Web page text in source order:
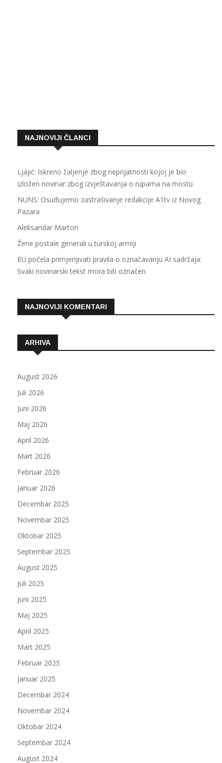
NAJNOVIJI ČLANCI
Ljajić: Iskreno žaljenje zbog neprijatnosti kojoj je bio
izložen novinar zbog izvještavanja o rupama na mostu
NUNS: Osuđujemo zastrašivanje redakcije A1tv iz Novog
Pazara
Aleksandar Marton
Žene postale generali u turskoj armiji
EU počela primjenjivati pravila o označavanju AI sadržaja:
Svaki novinarski tekst mora biti označen
NAJNOVIJI KOMENTARI
ARHIVA
August 2026
Juli 2026
Juni 2026
Maj 2026
April 2026
Mart 2026
Februar 2026
Januar 2026
Decembar 2025
Novembar 2025
Oktobar 2025
Septembar 2025
August 2025
Juli 2025
Juni 2025
Maj 2025
April 2025
Mart 2025
Februar 2025
Januar 2025
Decembar 2024
Novembar 2024
Oktobar 2024
Septembar 2024
August 2024